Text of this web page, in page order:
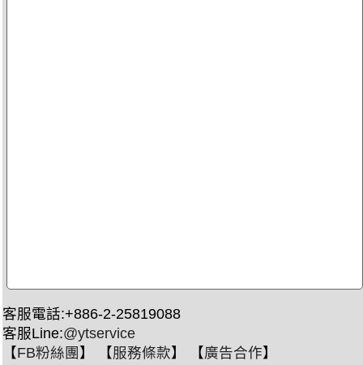
客服電話:+886-2-25819088
客服Line:@ytservice
【FB粉絲團 】 【服務條款】 【廣告合作】